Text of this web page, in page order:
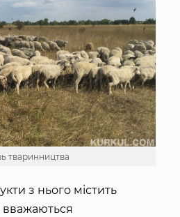
тваринництва
з нього містить
вважаються